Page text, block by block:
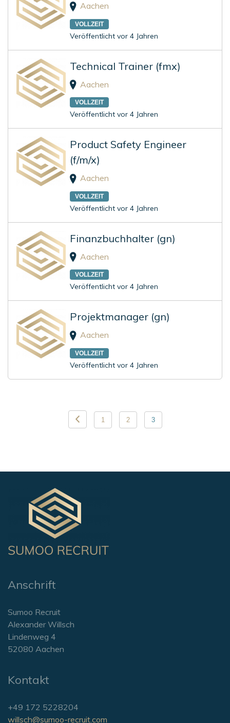
Aachen
VOLLZEIT
Veröffentlicht vor 4 Jahren
Technical Trainer (fmx)
Aachen
VOLLZEIT
Veröffentlicht vor 4 Jahren
Product Safety Engineer
(f/m/x)
Aachen
VOLLZEIT
Veröffentlicht vor 4 Jahren
Finanzbuchhalter (gn)
Aachen
VOLLZEIT
Veröffentlicht vor 4 Jahren
Projektmanager (gn)
Aachen
VOLLZEIT
Veröffentlicht vor 4 Jahren
Seitennummerierung
1 2 3
Anschrift
Sumoo Recruit
Alexander Willsch
Lindenweg 4
52080 Aachen
Kontakt
+49 172 5228204
willsch@sumoo-recruit.com